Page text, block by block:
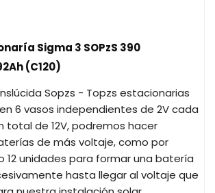
Sigma 3 SOPzS 390
(C120)
Sopzs - Topzs estacionarias
6 vasos independientes de 2Vcada
total de 12V, podremos hacer
de más voltaje, como por
12 unidades para formar una batería
hasta llegar al voltaje que